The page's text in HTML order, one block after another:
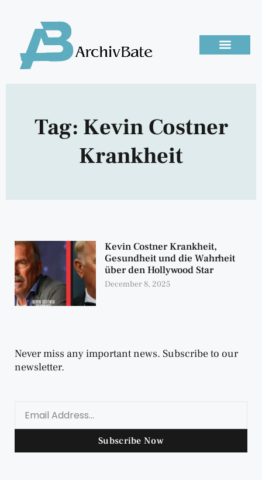
Tag: Kevin Costner
Krankheit
Kevin Costner Krankheit,
Gesundheit und die Wahrheit
über den Hollywood Star
December 8, 2025
Never miss any important news. Subscribe to our
newsletter.
Subscribe Now